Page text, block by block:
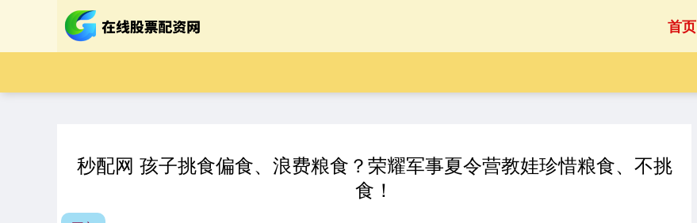
首页
秒配网 孩子挑食偏食、浪费粮食？荣耀军事夏令营教娃珍惜粮食、不挑
食！